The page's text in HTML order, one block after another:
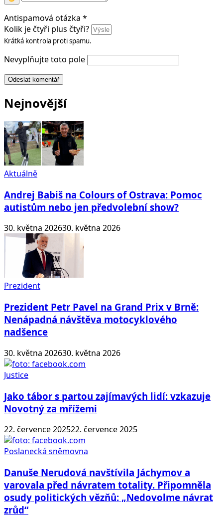
Antispamová otázka *
Kolik je čtyři plus čtyři?
Krátká kontrola proti spamu.
Nevyplňujte toto pole
Odeslat komentář
Nejnovější
Aktuálně
Andrej Babiš na Colours of Ostrava: Pomoc
autistům nebo jen předvolební show?
30. května 202630. května 2026
Prezident
Prezident Petr Pavel na Grand Prix v Brně:
Nenápadná návštěva motocyklového
nadšence
30. května 202630. května 2026
Justice
Jako tábor s partou zajímavých lidí: vzkazuje
Novotný za mřížemi
22. července 202522. července 2025
Poslanecká sněmovna
Danuše Nerudová navštívila Jáchymov a
varovala před návratem totality. Připomněla
osudy politických vězňů: „Nedovolme návrat
zrůd“